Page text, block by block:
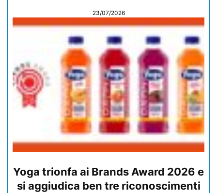
23/07/2026
Yoga trionfa ai Brands Award 2026 e
si aggiudica ben tre riconoscimenti